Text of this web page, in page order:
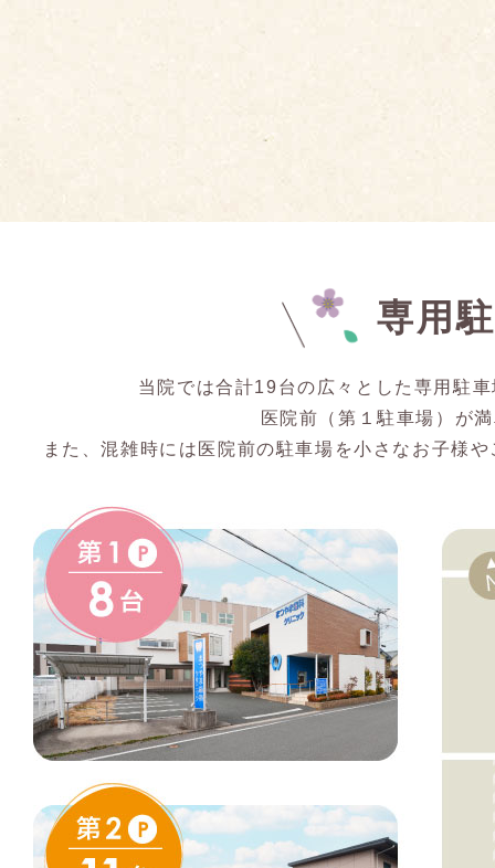
専用
当院では合計19台の広々とした専用駐
医院前（第１駐車場）が
また、混雑時には医院前の駐車場を小さなお子様